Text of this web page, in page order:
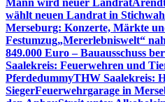
Mann wird neuer Landrat
wählt neuen Landrat in
Merseburg: Konzerte, Märkte
Festumzug„Mererlebniswelt“
849.000 Euro – Bauausschuss
Saalekreis: Feuerwehren und
PferdedummyTHW Saalekreis:
SiegerFeuerwehrgarage in